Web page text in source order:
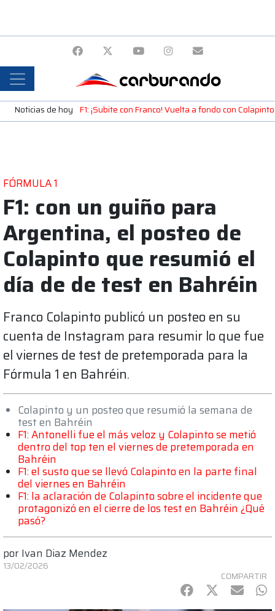
Noticias de hoy F1: ¡Subite con Franco! Vuelta a fondo con
FÓRMULA 1
F1: con un guiño para
Argentina, el posteo de
Colapinto que resumió el
día de de test en Bahréin
Franco Colapinto publicó un posteo en su
cuenta de Instagram para resumir lo que fue
el viernes de test de pretemporada para la
Fórmula 1 en Bahréin.
Colapinto y un posteo que resumió la semana de
test en Bahréin
F1: Antonelli fue el más veloz y Colapinto se metió
dentro del top ten el viernes de pretemporada en
Bahréin
F1: el susto que se llevó Colapinto en la parte final
del viernes en Bahréin
F1: la aclaración de Colapinto sobre el incidente que
protagonizó en el cierre de los test en Bahréin ¿Qué
pasó?
por Ivan Diaz Mendez
13/02/2026
COMPARTIR
Facebook
Twitter
mail